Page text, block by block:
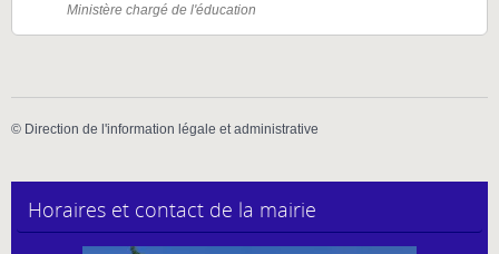
Ministère chargé de l'éducation
© Direction de l'information légale et administrative
Horaires et contact de la mairie